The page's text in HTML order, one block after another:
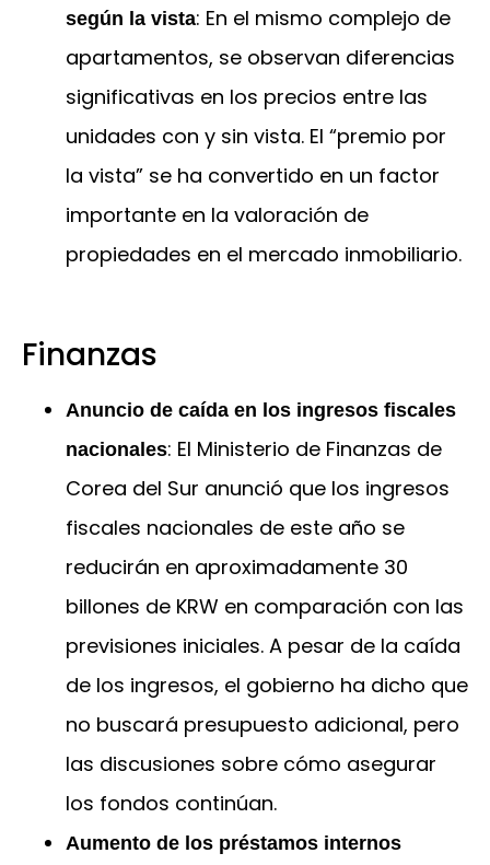
según la vista: En el mismo complejo de
apartamentos, se observan diferencias
significativas en los precios entre las
unidades con y sin vista. El “premio por
la vista” se ha convertido en un factor
importante en la valoración de
propiedades en el mercado inmobiliario.
Finanzas
Anuncio de caída en los ingresos fiscales
nacionales: El Ministerio de Finanzas de
Corea del Sur anunció que los ingresos
fiscales nacionales de este año se
reducirán en aproximadamente 30
billones de KRW en comparación con las
previsiones iniciales. A pesar de la caída
de los ingresos, el gobierno ha dicho que
no buscará presupuesto adicional, pero
las discusiones sobre cómo asegurar
los fondos continúan.
Aumento de los préstamos internos